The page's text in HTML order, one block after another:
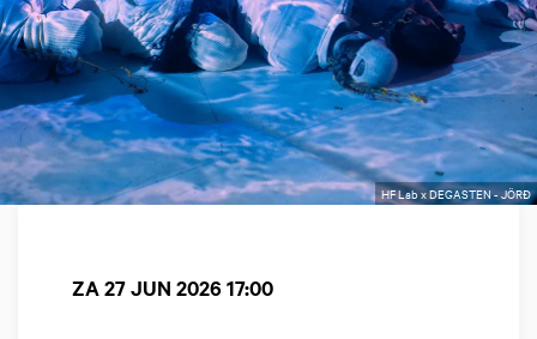
HF Lab x DEGASTEN - JÖRĐ
ZA 27 JUN 2026 17:00